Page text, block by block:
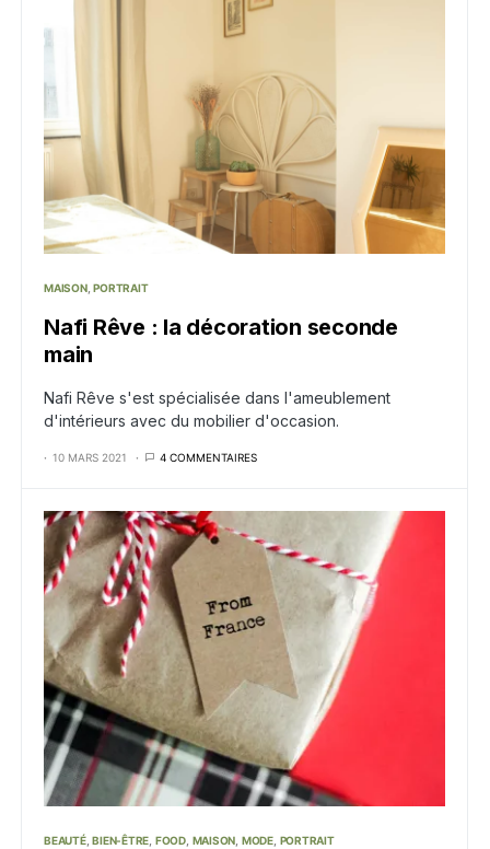
MAISON PORTRAIT
Nafi Rêve : la décoration seconde
main
Nafi Rêve s'est spécialisée dans l'ameublement
d'intérieurs avec du mobilier d'occasion.
10 MARS 2021 4 COMMENTAIRES
BEAUTÉ BIEN-ÊTRE FOOD MAISON MODE PORTRAIT